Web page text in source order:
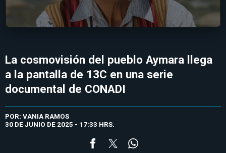
La cosmovisión del pueblo Aymara llega
a la pantalla de 13C en una serie
documental de CONADI
POR: VANIA RAMOS
30 DE JUNIO DE 2025 - 17:33 HRS.